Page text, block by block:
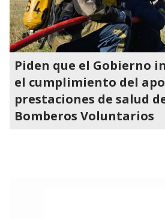
Piden que el Gobierno
el cumplimiento del
prestaciones de salud
Bomberos Voluntarios